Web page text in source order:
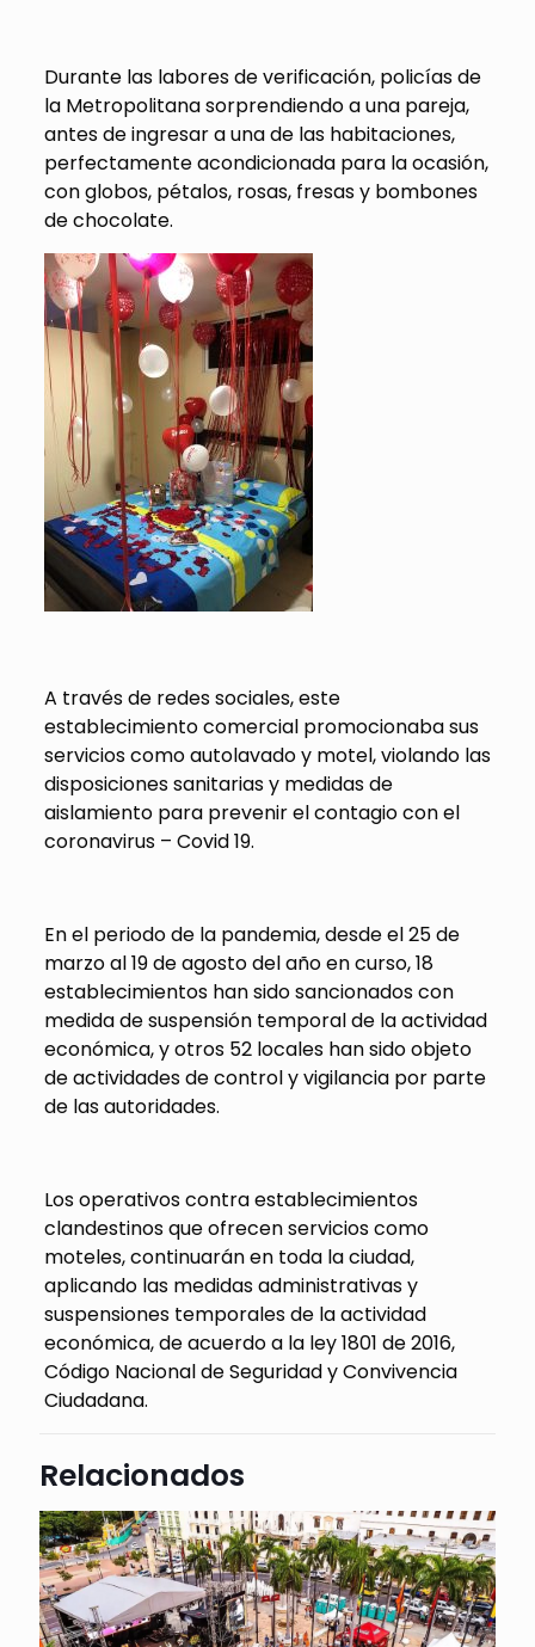
Durante las labores de verificación, policías de
la Metropolitana sorprendiendo a una pareja,
antes de ingresar a una de las habitaciones,
perfectamente acondicionada para la ocasión,
con globos, pétalos, rosas, fresas y bombones
de chocolate.
A través de redes sociales, este
establecimiento comercial promocionaba sus
servicios como autolavado y motel, violando las
disposiciones sanitarias y medidas de
aislamiento para prevenir el contagio con el
coronavirus – Covid 19.
En el periodo de la pandemia, desde el 25 de
marzo al 19 de agosto del año en curso, 18
establecimientos han sido sancionados con
medida de suspensión temporal de la actividad
económica, y otros 52 locales han sido objeto
de actividades de control y vigilancia por parte
de las autoridades.
Los operativos contra establecimientos
clandestinos que ofrecen servicios como
moteles, continuarán en toda la ciudad,
aplicando las medidas administrativas y
suspensiones temporales de la actividad
económica, de acuerdo a la ley 1801 de 2016,
Código Nacional de Seguridad y Convivencia
Ciudadana.
Relacionados